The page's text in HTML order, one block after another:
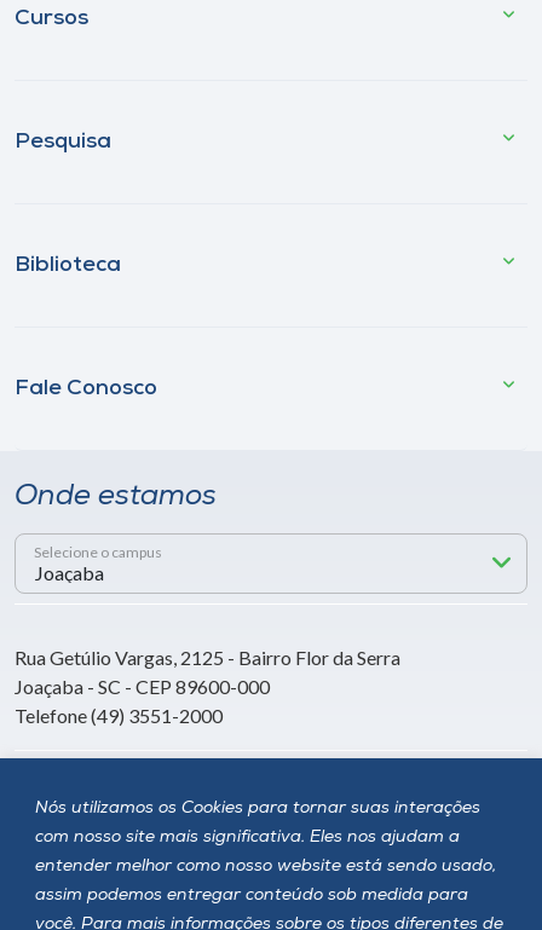
Nós utilizamos os Cookies para tornar suas interações
com nosso site mais significativa. Eles nos ajudam a
entender melhor como nosso website está sendo usado,
assim podemos entregar conteúdo sob medida para
você. Para mais informações sobre os tipos diferentes de
Cursos
Pesquisa
Biblioteca
Fale Conosco
Onde estamos
Selecione o campus
Rua Getúlio Vargas, 2125 - Bairro Flor da Serra
Joaçaba - SC - CEP 89600-000
Telefone (49) 3551-2000
Siga a Unoesc